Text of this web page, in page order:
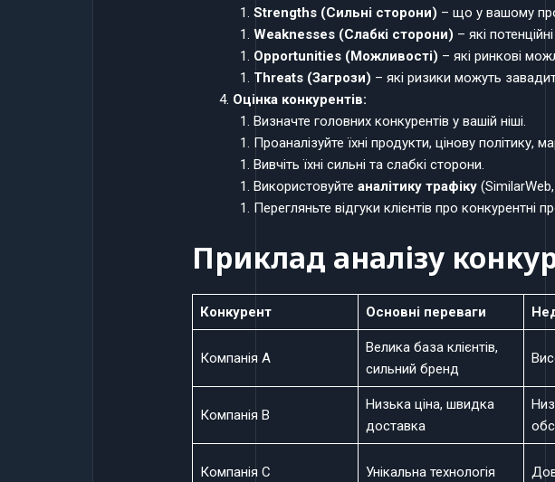
Strengths (Сильні сторони) – що у вашому
Weaknesses (Слабкі сторони) – які
Opportunities (Можливості) – які ринкові
Threats (Загрози) – які ризики можуть
Оцінка конкурентів:
Визначте головних конкурентів у вашій ніші.
Проаналізуйте їхні продукти, цінову політику,
Вивчіть їхні сильні та слабкі сторони.
Використовуйте аналітику трафіку(SimilarWeb,
Перегляньте відгуки клієнтів про
Приклад аналізу
Конкурент Основні переваги
Компанія A
Велика база клієнтів,
сильний бренд
Компанія B
Низька ціна, швидка
доставка
Компанія C Унікальна технологія